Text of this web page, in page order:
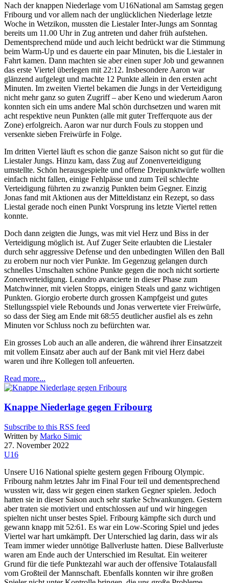
Nach der knappen Niederlage vom U16National am Samstag gegen
Fribourg und vor allem nach der unglücklichen Niederlage letzte
Woche in Wetzikon, mussten die Liestaler Inter-Jungs am Sonntag
bereits um 11.00 Uhr in Zug antreten und daher früh aufstehen.
Dementsprechend müde und auch leicht bedrückt war die Stimmung
beim Warm-Up und es dauerte ein paar Minuten, bis die Liestaler in
Fahrt kamen. Dann machten sie aber einen super Job und gewannen
das erste Viertel überlegen mit 22:12. Insbesondere Aaron war
glänzend aufgelegt und machte 12 Punkte allein in den ersten acht
Minuten. Im zweiten Viertel bekamen die Jungs in der Verteidigung
nicht mehr ganz so guten Zugriff – aber Keno und wiederum Aaron
konnten sich ein ums andere Mal schön durchsetzen und waren mit
acht respektive neun Punkten (alle mit guter Trefferquote aus der
Zone) erfolgreich. Aaron war nur durch Fouls zu stoppen und
versenkte sieben Freiwürfe in Folge.
Im dritten Viertel läuft es schon die ganze Saison nicht so gut für die
Liestaler Jungs. Hinzu kam, dass Zug auf Zonenverteidigung
umstellte. Schön herausgespielte und offene Dreipunktwürfe wollten
einfach nicht fallen, einige Fehlpässe und zum Teil schlechte
Verteidigung führten zu zwanzig Punkten beim Gegner. Einzig
Jonas fand mit Aktionen aus der Mitteldistanz ein Rezept, so dass
Liestal gerade noch einen Punkt Vorsprung ins letzte Viertel retten
konnte.
Doch dann zeigten die Jungs, was mit viel Herz und Biss in der
Verteidigung möglich ist. Auf Zuger Seite erlaubten die Liestaler
durch sehr aggressive Defense und den unbedingten Willen den Ball
zu erobern nur noch vier Punkte. Im Gegenzug gelangen durch
schnelles Umschalten schöne Punkte gegen die noch nicht sortierte
Zonenverteidigung. Leandro avancierte in dieser Phase zum
Matchwinner, mit vielen Stopps, einigen Steals und ganz wichtigen
Punkten. Giorgio eroberte durch grossen Kampfgeist und gutes
Stellungsspiel viele Rebounds und Jonas verwertete vier Freiwürfe,
so dass der Sieg am Ende mit 68:55 deutlicher ausfiel als es zehn
Minuten vor Schluss noch zu befürchten war.
Ein grosses Lob auch an alle anderen, die während ihrer Einsatzzeit
mit vollem Einsatz aber auch auf der Bank mit viel Herz dabei
waren und ihre Kollegen toll anfeuerten.
Read more...
Knappe Niederlage gegen Fribourg
Subscribe to this RSS feed
Written by Marko Simic
27. November 2022
U16
Unsere U16 National spielte gestern gegen Fribourg Olympic.
Fribourg nahm letztes Jahr im Final Four teil und dementsprechend
wussten wir, dass wir gegen einen starken Gegner spielen. Jedoch
hatten sie in dieser Saison auch sehr starke Schwankungen. Gestern
aber traten sie motiviert und entschlossen auf und wir hingegen
spielten nicht unser bestes Spiel. Fribourg kämpfte sich durch und
gewann knapp mit 52:61. Es war ein Low-Scoring Spiel und jedes
Viertel war hart umkämpft. Der Unterschied lag darin, dass wir als
Team immer wieder unnötige Ballverluste hatten. Diese Ballverluste
waren am Ende auch der Unterschied im Resultat. Ein weiterer
Grund für die tiefe Punktezahl war auch der offensive Totalausfall
vom Großteil der Mannschaft. Ebenfalls konnten wir ihre großen